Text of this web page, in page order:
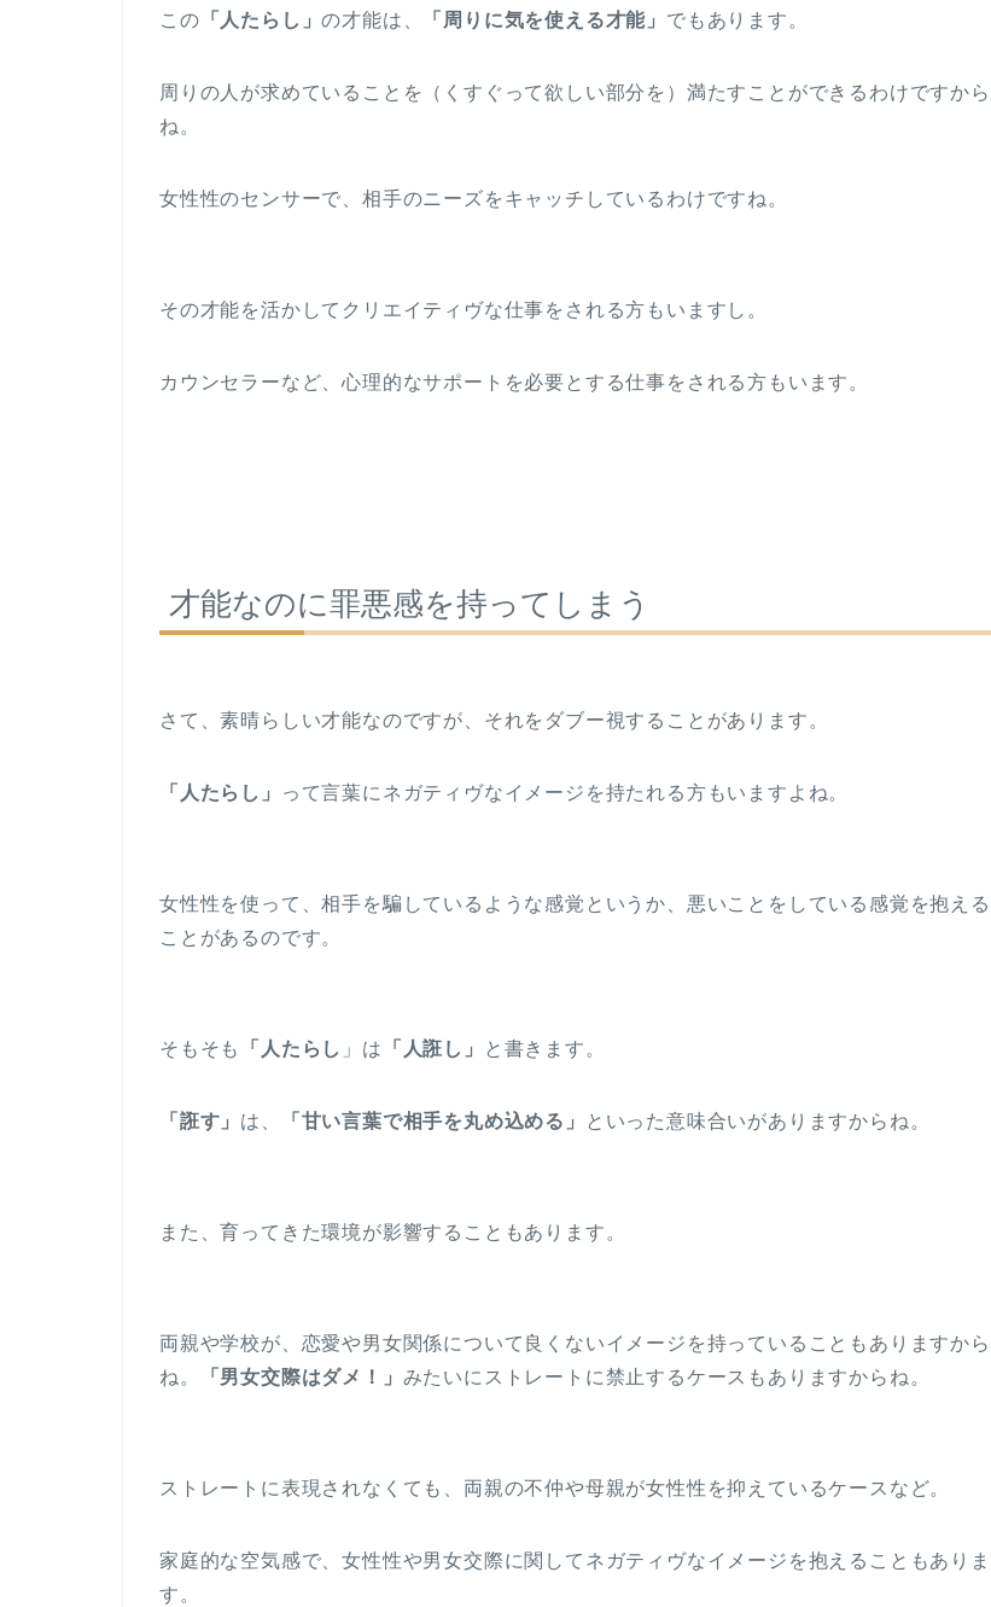
この 「人たらし」の才能は、 「周りに気を使える才能」 でもあります。
周りの人が求めていることを（くすぐって欲しい部分を）満たすことができるわけですから
ね。
女性性のセンサーで、相手のニーズをキャッチしているわけですね。
その才能を活かしてクリエイティヴな仕事をされる方もいますし。
カウンセラーなど、心理的なサポートを必要とする仕事をされる方もいます。
才能なのに罪悪感を持ってしまう
さて、素晴らしい才能なのですが、それをダブー視することがあります。
「人たらし」 って言葉にネガティヴなイメージを持たれる方もいますよね。
女性性を使って、相手を騙しているような感覚というか、悪いことをしている感覚を抱える
ことがあるのです。
そもそも 「人たらし 」は 「人誑し」 と書きます。
「誑す」 は、 「甘い言葉で相手を丸め込める」 といった意味合いがありますからね。
また、育ってきた環境が影響することもあります。
両親や学校が、恋愛や男女関係について良くないイメージを持っていることもありますから
ね。
「男女交際はダメ！」 みたいにストレートに禁止するケースもありますからね。
ストレートに表現されなくても、両親の不仲や母親が女性性を抑えているケースなど。
家庭的な空気感で、女性性や男女交際に関してネガティヴなイメージを抱えることもありま
す。